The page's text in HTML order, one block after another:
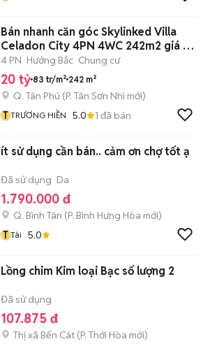
Bán nhanh căn góc Skylinked Villa
Celadon City 4PN 4WC 242m2 giá 20
tỷ
4 PN Hướng Bắc Chung cư
20 tỷ 83 tr/m² 242 m²
Q. Tân Phú (P. Tân Sơn Nhì mới)
T TRƯƠNG HIỀN 5.0 1 đã bán
ít sử dụng cần bán.. cảm ơn chợ tốt ạ
Đã sử dụng Da
1.790.000 đ
Q. Bình Tân (P. Bình Hưng Hòa mới)
T Tài 5.0
Lồng chim Kim loại Bạc số lượng 2
Đã sử dụng
107.875 đ
Thị xã Bến Cát (P. Thới Hòa mới)